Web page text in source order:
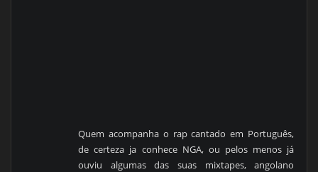
Quem acompanha o rap cantado em Português,
de certeza ja conhece NGA, ou pelos menos já
ouviu algumas das suas mixtapes, angolano